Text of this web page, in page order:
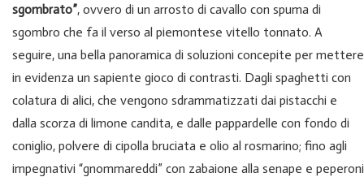
sgombrato”, ovvero di un arrosto di cavallo con spuma di
sgombro che fa il verso al piemontese vitello tonnato. A
seguire, una bella panoramica di soluzioni concepite per mettere
in evidenza un sapiente gioco di contrasti. Dagli spaghetti con
colatura di alici, che vengono sdrammatizzati dai pistacchi e
dalla scorza di limone candita, e dalle pappardelle con fondo di
coniglio, polvere di cipolla bruciata e olio al rosmarino; fino agli
impegnativi “gnommareddi” con zabaione alla senape e peperoni